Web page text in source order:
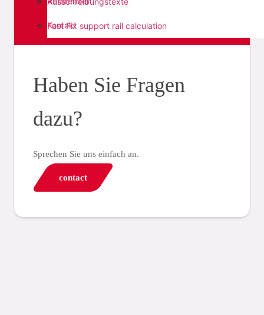
Fast Fix support rail calculation
Kontakt
Haben Sie Fragen
dazu?
Sprechen Sie uns einfach an.
contact